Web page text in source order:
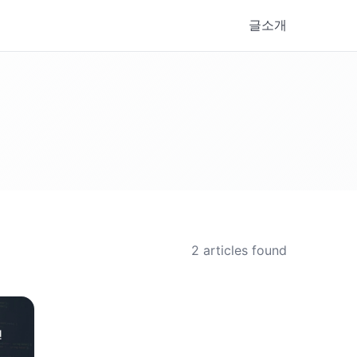
글소개
2 articles found